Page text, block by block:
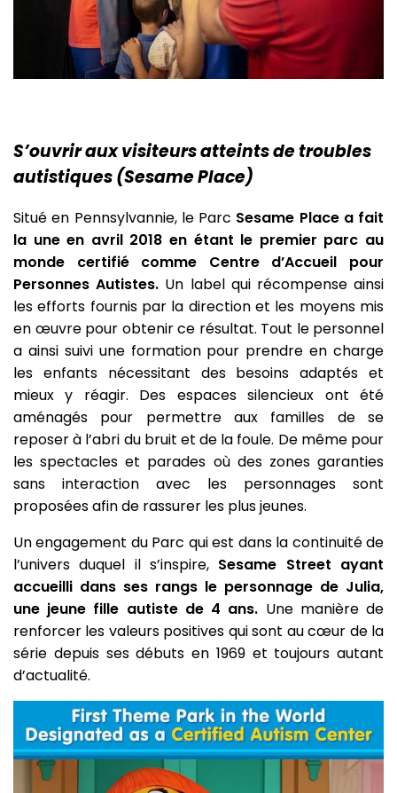
S’ouvrir aux visiteurs atteints de troubles
autistiques (Sesame Place)
Situé en Pennsylvannie, le Parc Sesame Place a fait
la une en avril 2018 en étant le premier parc au
monde certifié comme Centre d’Accueil pour
Personnes Autistes. Un label qui récompense ainsi
les efforts fournis par la direction et les moyens mis
en œuvre pour obtenir ce résultat. Tout le personnel
a ainsi suivi une formation pour prendre en charge
les enfants nécessitant des besoins adaptés et
mieux y réagir. Des espaces silencieux ont été
aménagés pour permettre aux familles de se
reposer à l’abri du bruit et de la foule. De même pour
les spectacles et parades où des zones garanties
sans interaction avec les personnages sont
proposées afin de rassurer les plus jeunes.
Un engagement du Parc qui est dans la continuité de
l’univers duquel il s’inspire, Sesame Street ayant
accueilli dans ses rangs le personnage de Julia,
une jeune fille autiste de 4 ans. Une manière de
renforcer les valeurs positives qui sont au cœur de la
série depuis ses débuts en 1969 et toujours autant
d’actualité.